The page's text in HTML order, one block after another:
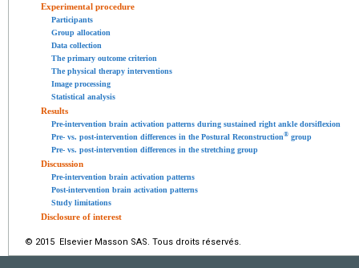
Experimental procedure
Participants
Group allocation
Data collection
The primary outcome criterion
The physical therapy interventions
Image processing
Statistical analysis
Results
Pre-intervention brain activation patterns during sustained right ankle dorsiflexion
Pre- vs. post-intervention differences in the Postural Reconstruction® group
Pre- vs. post-intervention differences in the stretching group
Discusssion
Pre-intervention brain activation patterns
Post-intervention brain activation patterns
Study limitations
Disclosure of interest
© 2015 Elsevier Masson SAS. Tous droits réservés.